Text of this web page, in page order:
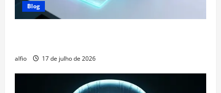
Blog
alfio 17 de julho de 2026